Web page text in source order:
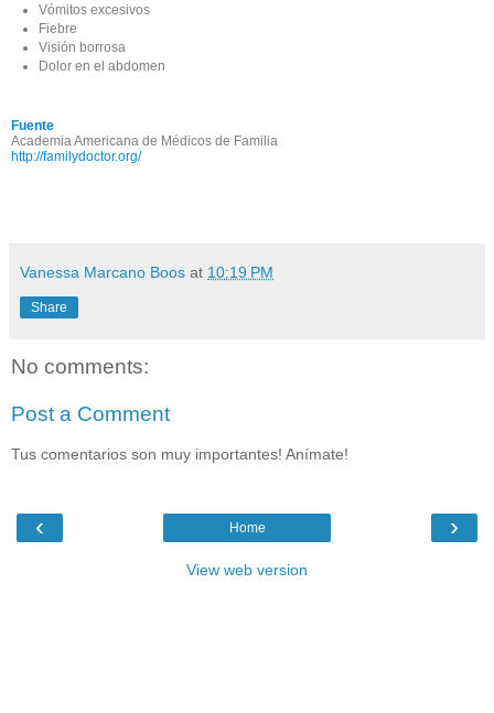
Vómitos excesivos
Fiebre
Visión borrosa
Dolor en el abdomen
Fuente
Academia Americana de Médicos de Familia
http://familydoctor.org/
Vanessa Marcano Boos at 10:19 PM
Share
No comments:
Post a Comment
Tus comentarios son muy importantes! Anímate!
‹ ›
Home
View web version